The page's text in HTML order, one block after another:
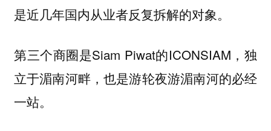
是近几年国内从业者反复拆解的对象。
第三个商圈是Siam Piwat的ICONSIAM，独
立于湄南河畔，也是游轮夜游湄南河的必经
一站。